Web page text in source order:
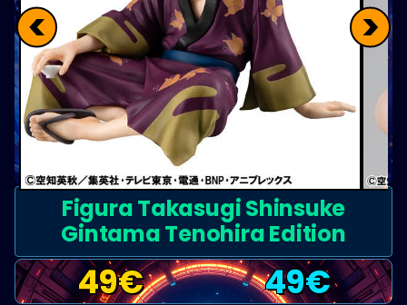
< >
Figura Takasugi Shinsuke
Gintama Tenohira Edition
49€ 49€